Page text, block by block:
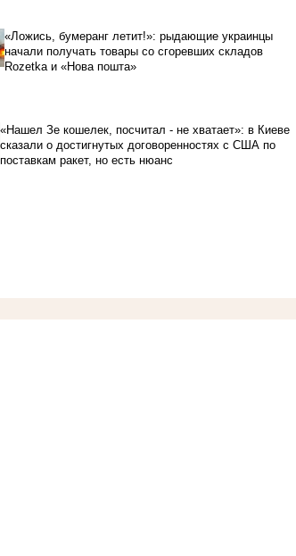
«Ложись, бумеранг летит!»: рыдающие украинцы
начали получать товары со сгоревших складов
Rozetka и «Нова пошта»
«Нашел Зе кошелек, посчитал - не хватает»: в Киеве
сказали о достигнутых договоренностях с США по
поставкам ракет, но есть нюанс